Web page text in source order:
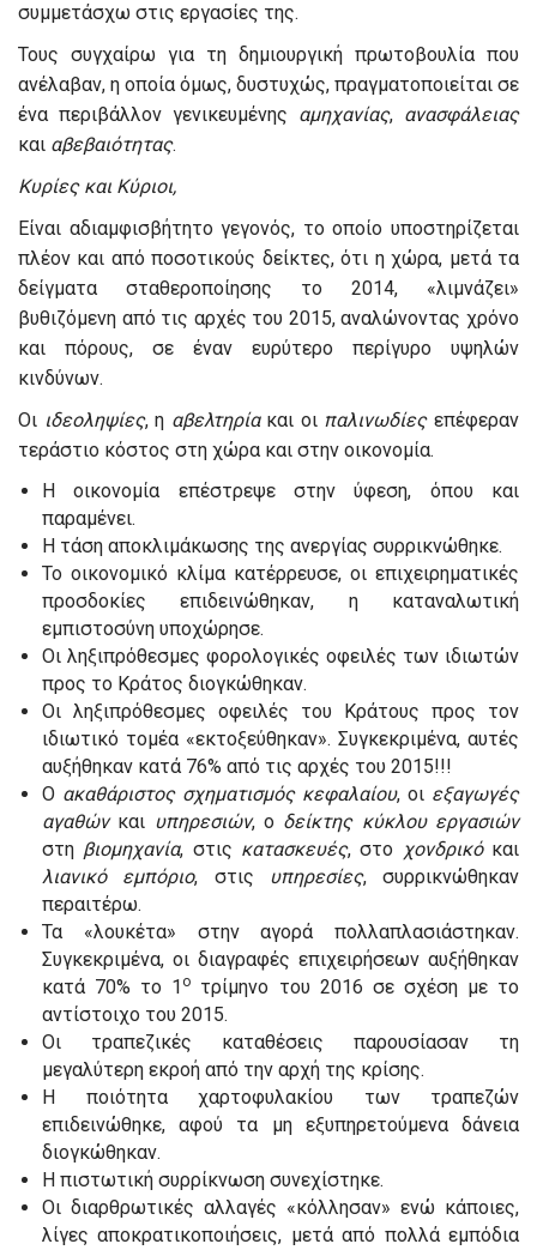
συμμετάσχω στις εργασίες της.
Τους συγχαίρω για τη δημιουργική πρωτοβουλία που
ανέλαβαν, η οποία όμως, δυστυχώς, πραγματοποιείται σε
ένα περιβάλλον γενικευμένης αμηχανίας, ανασφάλειας
και αβεβαιότητας.
Κυρίες και Κύριοι,
Είναι αδιαμφισβήτητο γεγονός, το οποίο υποστηρίζεται
πλέον και από ποσοτικούς δείκτες, ότι η χώρα, μετά τα
δείγματα σταθεροποίησης το 2014, «λιμνάζει»
βυθιζόμενη από τις αρχές του 2015, αναλώνοντας χρόνο
και πόρους, σε έναν ευρύτερο περίγυρο υψηλών
κινδύνων.
Οι ιδεοληψίες, η αβελτηρίακαι οι παλινωδίεςεπέφεραν
τεράστιο κόστος στη χώρα και στην οικονομία.
Η οικονομία επέστρεψε στην ύφεση, όπου και
παραμένει.
Η τάση αποκλιμάκωσης της ανεργίας συρρικνώθηκε.
Το οικονομικό κλίμα κατέρρευσε, οι επιχειρηματικές
προσδοκίες επιδεινώθηκαν, η καταναλωτική
εμπιστοσύνη υποχώρησε.
Οι ληξιπρόθεσμες φορολογικές οφειλές των ιδιωτών
προς το Κράτος διογκώθηκαν.
Οι ληξιπρόθεσμες οφειλές του Κράτους προς τον
ιδιωτικό τομέα «εκτοξεύθηκαν». Συγκεκριμένα, αυτές
αυξήθηκαν κατά 76% από τις αρχές του 2015!!!
Ο ακαθάριστος σχηματισμός κεφαλαίου, οι εξαγωγές
αγαθώνκαι υπηρεσιών, ο δείκτης κύκλου εργασιών
στη βιομηχανία, στις κατασκευές, στο χονδρικόκαι
λιανικό
εμπόριο, στις υπηρεσίες, συρρικνώθηκαν
περαιτέρω.
Τα «λουκέτα» στην αγορά πολλαπλασιάστηκαν.
Συγκεκριμένα, οι διαγραφές επιχειρήσεων αυξήθηκαν
κατά 70% το 1 ο
τρίμηνο του 2016 σε σχέση με το
αντίστοιχο του 2015.
Οι τραπεζικές καταθέσεις παρουσίασαν τη
μεγαλύτερη εκροή από την αρχή της κρίσης.
Η ποιότητα χαρτοφυλακίου των τραπεζών
επιδεινώθηκε, αφού τα μη εξυπηρετούμενα δάνεια
διογκώθηκαν.
Η πιστωτική συρρίκνωση συνεχίστηκε.
Οι διαρθρωτικές αλλαγές «κόλλησαν» ενώ κάποιες,
λίγες αποκρατικοποιήσεις, μετά από πολλά εμπόδια